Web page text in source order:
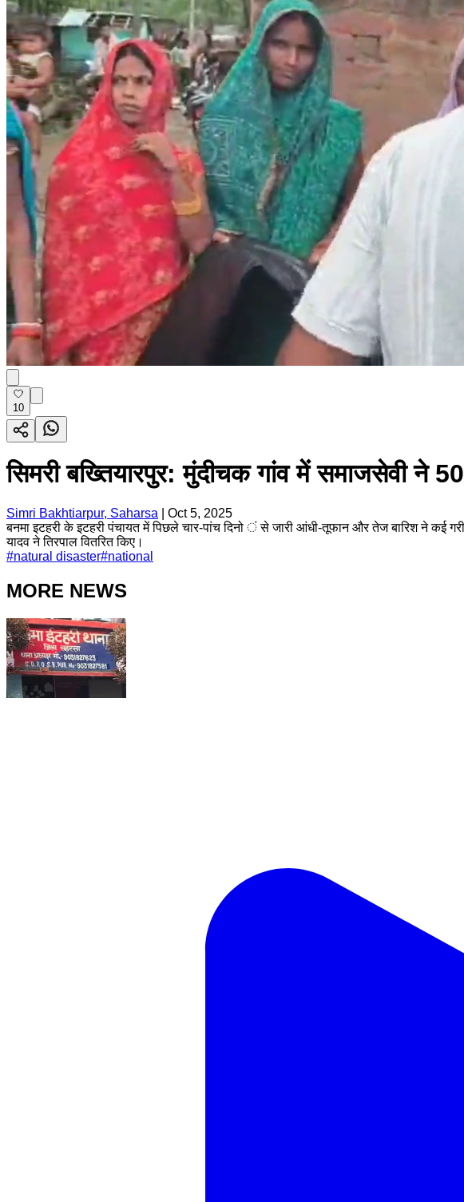
10
सिमरी बख्तियारपुर: मुंदीचक गांव में समाजसेवी ने
Simri Bakhtiarpur, Saharsa
Oct 5, 2025
बनमा इटहरी के इटहरी पंचायत में पिछले चार-पांच दिनो ं से जारी आंधी-तूफान और तेज बारिश ने कई
यादव ने तिरपाल वितरित किए।
#natural disaster#national
MORE NEWS